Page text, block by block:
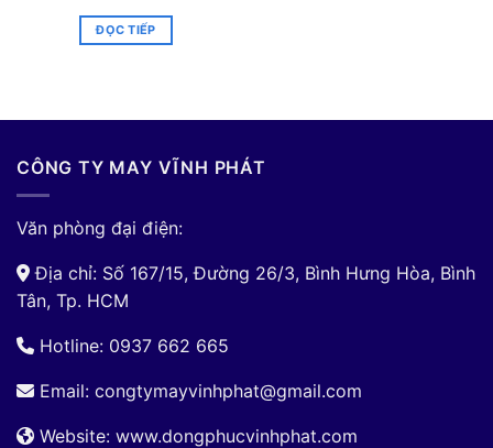
ĐỌC TIẾP
CÔNG TY MAY VĨNH PHÁT
Văn phòng đại điện:
Địa chỉ: Số 167/15, Đường 26/3, Bình Hưng Hòa, Bình
Tân, Tp. HCM
Hotline: 0937 662 665
Email: congtymayvinhphat@gmail.com
Website: www.dongphucvinhphat.com